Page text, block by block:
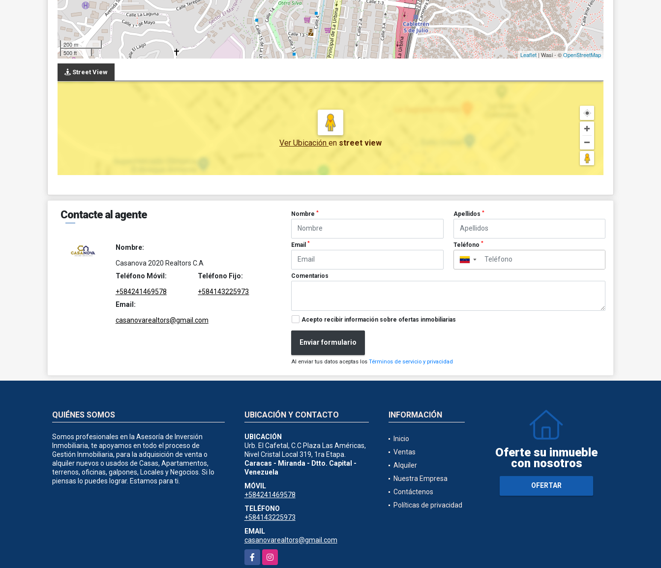
200 m
500 ft
Leaflet| Wasi - ©OpenStreetMap
Street View
Ver Ubicación en street view
Contacte al agente
Nombre:
Casanova 2020 Realtors C.A
Teléfono Móvil:
+584241469578
Teléfono Fijo:
+584143225973
Email:
casanovarealtors@gmail.com
Nombre* Apellidos *
Email* Teléfono *
▼
Comentarios
Acepto recibir información sobre ofertas inmobiliarias
Enviar formulario
Al enviar tus datos aceptas losTérminos de servicio y privacidad
QUIÉNES SOMOS
Somos profesionales en la Asesoría de Inversión
Inmobiliaria, te apoyamos en todo el proceso de
Gestión Inmobiliaria, para la adquisición de venta o
alquiler nuevos o usados de Casas, Apartamentos,
terrenos, oficinas, galpones, Locales y Negocios. Si lo
piensas lo puedes lograr. Estamos para ti.
UBICACIÓN Y CONTACTO
UBICACIÓN
Urb. El Cafetal, C.C Plaza Las Américas,
Nivel Cristal Local 319, 1ra Etapa.
Caracas - Miranda - Dtto. Capital -
Venezuela
MÓVIL
+584241469578
TELÉFONO
+584143225973
EMAIL
casanovarealtors@gmail.com
FacebookInstagram
INFORMACIÓN
Inicio
Ventas
Alquiler
Nuestra Empresa
Contáctenos
Políticas de privacidad
Oferte su inmueble
con nosotros
OFERTAR